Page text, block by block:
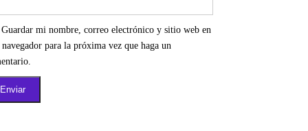
Guardar mi nombre, correo electrónico y sitio web en
navegador para la próxima vez que haga un